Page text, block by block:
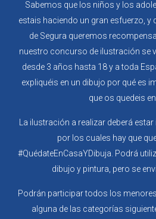
Sabemos que los niños y los
estais haciendo un gran esfuerzo, y
de Segura queremos
nuestro concurso de ilustración se
desde 3 años hasta 18 y a toda
expliquéis en un dibujo por qué es
que os quedeis
La ilustración a realizar deberá
por los cuales hay que
#QuédateEnCasaYDibuja. Podrá
dibujo y pintura, pero se
Podrán participar todos los
alguna de las categorías